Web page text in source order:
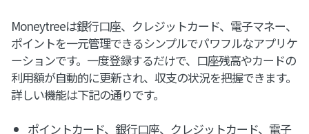
Moneytreeは銀行口座、クレジットカード、電子マネー、
ポイントを一元管理できるシンプルでパワフルなアプリケ
ーションです。一度登録するだけで、口座残高やカードの
利用額が自動的に更新され、収支の状況を把握できます。
詳しい機能は下記の通りです。
ポイントカード、銀行口座、クレジットカード、電子